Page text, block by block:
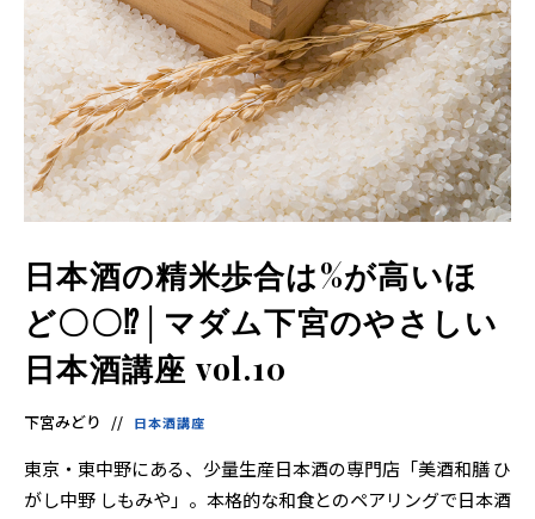
日本酒の精米歩合は%が高いほ
ど〇〇⁉│マダム下宮のやさしい
日本酒講座 vol.10
下宮みどり 日本酒講座
東京・東中野にある、少量生産日本酒の専門店「美酒和膳 ひ
がし中野 しもみや」。本格的な和食とのペアリングで日本酒